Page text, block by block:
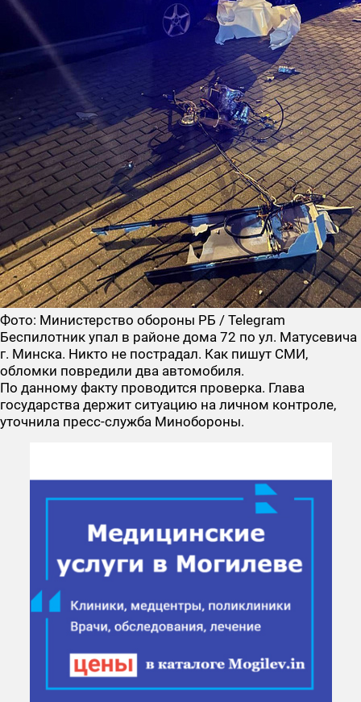
Фото: Министерство обороны РБ / Telegram
Беспилотник упал в районе дома 72 по ул. Матусевича
г. Минска. Никто не пострадал. Как пишут СМИ,
обломки повредили два автомобиля.
По данному факту проводится проверка. Глава
государства держит ситуацию на личном контроле,
уточнила пресс-служба Минобороны.